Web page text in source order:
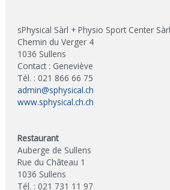
sPhysical Sàrl + Physio Sport Center Sàrl
Chemin du Verger 4
1036 Sullens
Contact : Geneviève
Tél. : 021 866 66 75
admin@sphysical.ch
www.sphysical.ch.ch
Restaurant
Auberge de Sullens
Rue du Château 1
1036 Sullens
Tél. : 021 731 11 97